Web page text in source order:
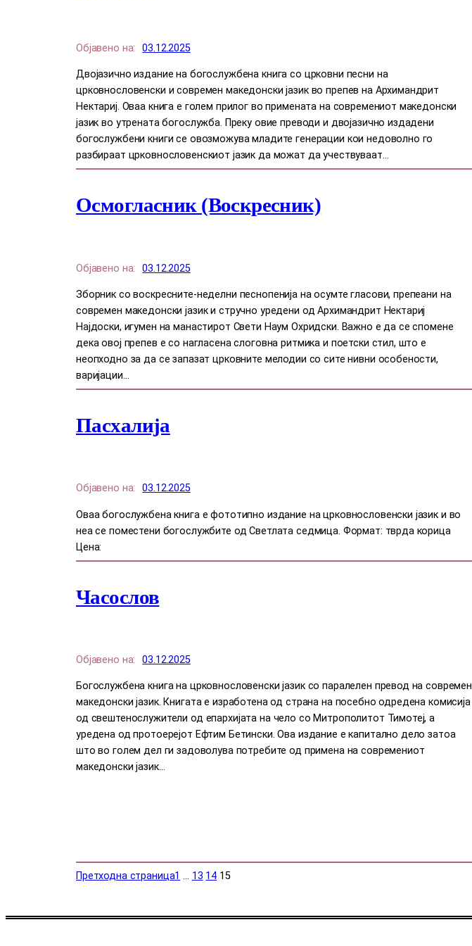
Објавено на: 03.12.2025
Двојазично издание на богослужбена книга со црковни песни на
црковнословенски и современ македонски јазик во препев на Архимандрит
Нектариј. Оваа книга е голем прилог во примената на современиот македонски
јазик во утрената богослужба. Преку овие преводи и двојазично издадени
богослужбени книги се овозможува младите генерации кои недоволно го
разбираат црковнословенскиот јазик да можат да учествуваат…
Осмогласник (Воскресник)
Објавено на: 03.12.2025
Зборник со воскресните-неделни песнопенија на осумте гласови, препеани на
современ македонски јазик и стручно уредени од Архимандрит Нектариј
Најдоски, игумен на манастирот Свети Наум Охридски. Важно е да се спомене
дека овој препев е со нагласена слоговна ритмика и поетски стил, што е
неопходно за да се запазат црковните мелодии со сите нивни особености,
варијации…
Пасхалија
Објавено на: 03.12.2025
Оваа богослужбена книга е фототипно издание на црковнословенски јазик и во
неа се поместени богослужбите од Светлата седмица. Формат: тврда корица
Цена:
Часослов
Објавено на: 03.12.2025
Богослужбена книга на црковнословенски јазик со паралелен превод на современ
македонски јазик. Книгата е изработена од страна на посебно одредена комисија
од свештенослужители од епархијата на чело со Митрополитот Тимотеј, а
уредена од протоерејот Ефтим Бетински. Ова издание е капитално дело затоа
што во голем дел ги задоволува потребите од примена на современиот
македонски јазик…
Претходна страница1 … 13 14 15